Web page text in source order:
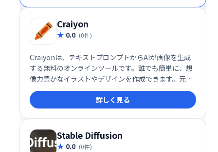
Craiyon
0.0 (0件)
Craiyonは、テキストプロンプトからAIが画像を生成
する無料のオンラインツールです。誰でも簡単に、想
像力豊かなイラストやデザインを作成できます。元々
はDALL-E miniとして人気を博し、現在はCraiyonと
して進化を続けています。初心者からプロまで、手軽
にAIによる画像生成を楽しめるサービスです。直感的
なインターフェースで、創造性を自由に羽ばたかせま
しょう。
詳しく見る
Stable Diffusion
0.0 (0件)